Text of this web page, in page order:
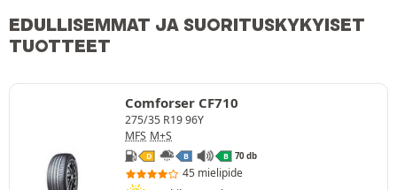
EDULLISEMMAT JA SUORITUSKYKYISET
TUOTTEET
Comforser CF710
275/35 R19 96Y
MFS M+S
D B B 70 db
45 mielipide